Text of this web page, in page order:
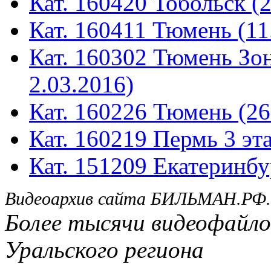
Кат. 160411 Тюмень
Кат. 160302 Тюмень
2.03.2016)
Кат. 160226 Тюмень
Кат. 160219 Пермь 3
Кат. 151209
Видеоархив сайта БИЛЬМАН.РФ.
Более тысячи
Уральского региона